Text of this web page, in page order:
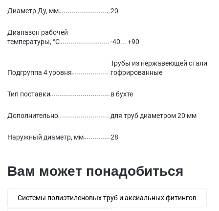
Диаметр Ду, мм 20
Диапазон рабочей
температуры, °С
-40... +90
Подгруппа 4 уровня
Трубы из нержавеющей стали
гофрированные
Тип поставки в бухте
Дополнительно для труб диаметром 20 мм
Наружный диаметр, мм 28
Вам может понадобиться
Системы полиэтиленовых труб и аксиальных фитингов